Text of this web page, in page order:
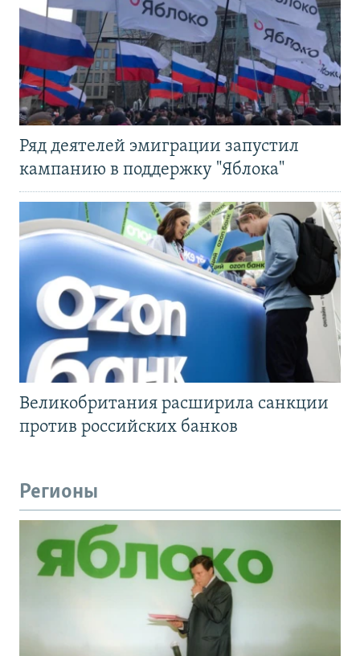
Ряд деятелей эмиграции запустил
кампанию в поддержку "Яблока"
Великобритания расширила санкции
против российских банков
Регионы